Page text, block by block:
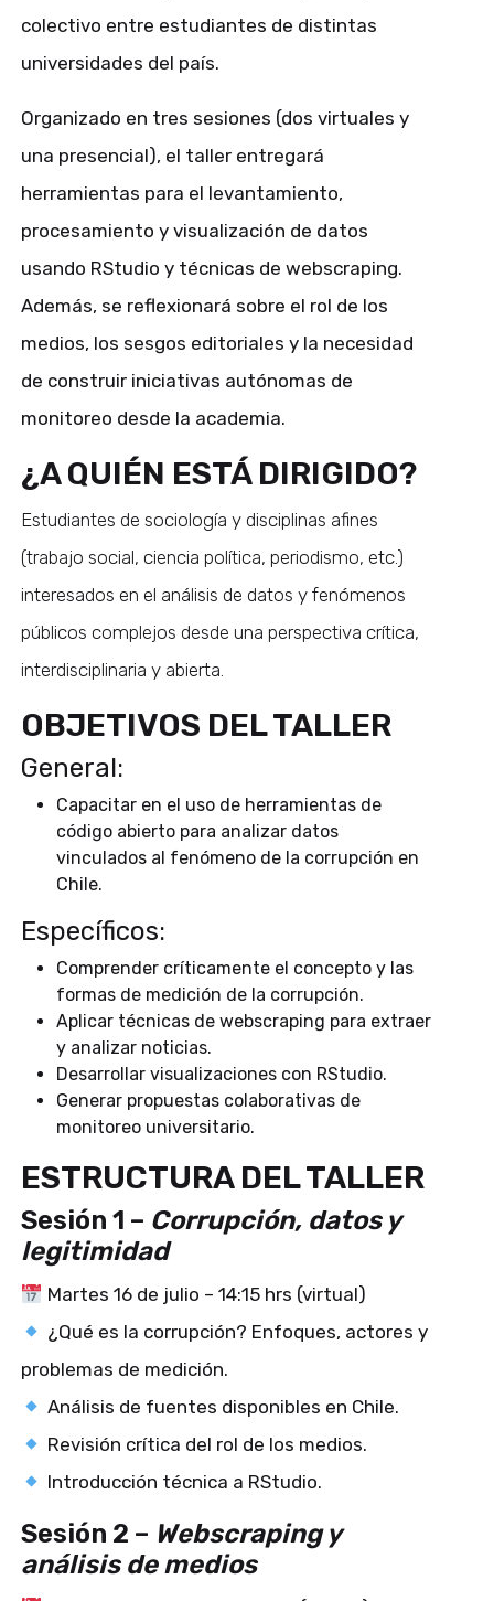
colectivo entre estudiantes de distintas
universidades del país.
Organizado en tres sesiones (dos virtuales y
una presencial), el taller entregará
herramientas para el levantamiento,
procesamiento y visualización de datos
usando RStudio y técnicas de webscraping.
Además, se reflexionará sobre el rol de los
medios, los sesgos editoriales y la necesidad
de construir iniciativas autónomas de
monitoreo desde la academia.
¿A QUIÉN ESTÁ DIRIGIDO?
Estudiantes de sociología y disciplinas afines
(trabajo social, ciencia política, periodismo, etc.)
interesados en el análisis de datos y fenómenos
públicos complejos desde una perspectiva crítica,
interdisciplinaria y abierta.
OBJETIVOS DEL TALLER
General:
Capacitar en el uso de herramientas de
código abierto para analizar datos
vinculados al fenómeno de la corrupción en
Chile.
Específicos:
Comprender críticamente el concepto y las
formas de medición de la corrupción.
Aplicar técnicas de webscraping para extraer
y analizar noticias.
Desarrollar visualizaciones con RStudio.
Generar propuestas colaborativas de
monitoreo universitario.
ESTRUCTURA DEL TALLER
Sesión 1 – Corrupción, datos y
legitimidad
Martes 16 de julio – 14:15 hrs (virtual)
¿Qué es la corrupción? Enfoques, actores y
problemas de medición.
Análisis de fuentes disponibles en Chile.
Revisión crítica del rol de los medios.
Introducción técnica a RStudio.
Sesión 2 – Webscraping y
análisis de medios